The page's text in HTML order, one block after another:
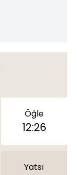
Öğle
12:26
Yatsı